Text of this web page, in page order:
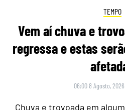
TEMPO
Vem aí chuva e
regressa e estas
06:00 8 Agosto, 2026
Chuva e trovoada em